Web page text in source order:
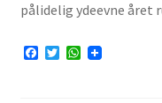
pålidelig ydeevne året
F
T
W